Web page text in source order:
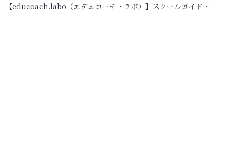
【educoach.labo（エデュコーチ・ラボ）】スクールガイド…